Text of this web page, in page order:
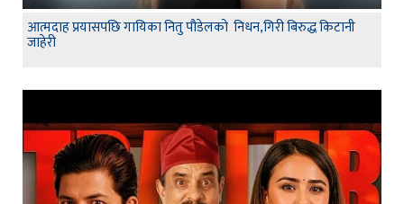
आत्मदाह प्रयासपछि गायिका नितु पौडेलको निधन,गिरी बिरुद्ध किटानी
जाहेरी